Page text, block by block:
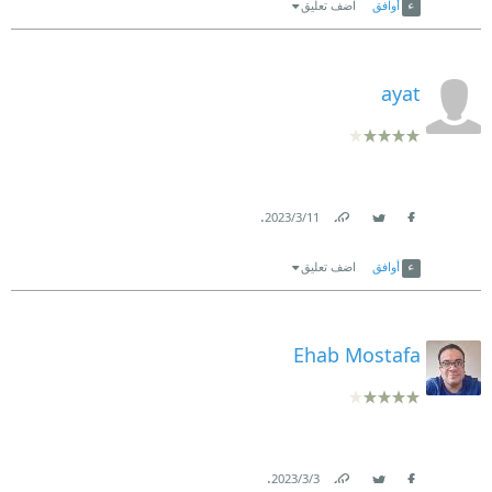
أوافق اضف تعليق
ayat
11‏/3‏/2023
.
أوافق اضف تعليق
Ehab Mostafa
3‏/3‏/2023
.